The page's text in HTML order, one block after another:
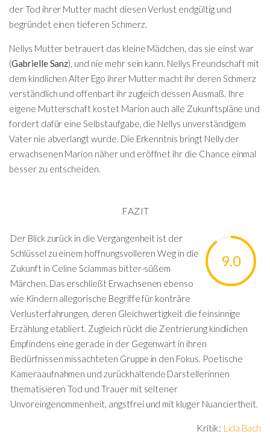
der Tod ihrer Mutter macht diesen Verlust endgültig und
begründet einen tieferen Schmerz.
Nellys Mutter betrauert das kleine Mädchen, das sie einst war
(Gabrielle Sanz), und nie mehr sein kann. Nellys Freundschaft mit
dem kindlichen Alter Ego ihrer Mutter macht ihr deren Schmerz
verständlich und offenbart ihr zugleich dessen Ausmaß. Ihre
eigene Mutterschaft kostet Marion auch alle Zukunftspläne und
fordert dafür eine Selbstaufgabe, die Nellys unverständigem
Vater nie abverlangt wurde. Die Erkenntnis bringt Nelly der
erwachsenen Marion näher und eröffnet ihr die Chance einmal
besser zu entscheiden.
FAZIT
9.0
Der Blick zurück in die Vergangenheit ist der
Schlüssel zu einem hoffnungsvolleren Weg in die
Zukunft in Celine Sciammas bitter-süßem
Märchen. Das erschließt Erwachsenen ebenso
wie Kindern allegorische Begriffe für konträre
Verlusterfahrungen, deren Gleichwertigkeit die feinsinnige
Erzählung etabliert. Zugleich rückt die Zentrierung kindlichen
Empfindens eine gerade in der Gegenwart in ihren
Bedürfnissen missachteten Gruppe in den Fokus. Poetische
Kameraaufnahmen und zurückhaltende Darstellerinnen
thematisieren Tod und Trauer mit seltener
Unvoreingenommenheit, angstfrei und mit kluger Nuanciertheit.
Kritik: Lida Bach